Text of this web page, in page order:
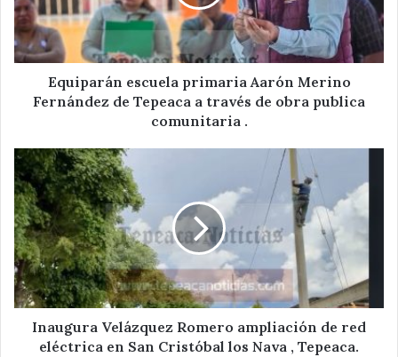
Fernández
de
Tepeaca
a
comunitaria
Equiparán escuela primaria Aarón Merino
Fernández de Tepeaca a través de obra publica
comunitaria .
Inaugura
Velázquez
Romero
ampliación
de
red
eléctrica
en
San
Cristóbal
Inaugura Velázquez Romero ampliación de red
eléctrica en San Cristóbal los Nava , Tepeaca.